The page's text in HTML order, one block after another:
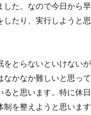
した。なので今日から
したり、実行しようと
をとらないといけない
なかなか難しいと思っ
ると思います。特に休
を整えようと思います